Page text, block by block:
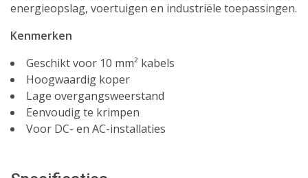
energieopslag, voertuigen en industriële toepassingen.
Kenmerken
Geschikt voor 10 mm² kabels
Hoogwaardig koper
Lage overgangsweerstand
Eenvoudig te krimpen
Voor DC- en AC-installaties